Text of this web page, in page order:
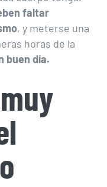
faltar
, y meterse una
horas de la
buen día.